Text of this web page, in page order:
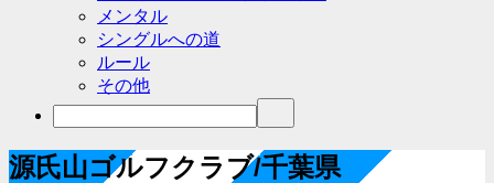
メンタル
シングルへの道
ルール
その他
源氏山ゴルフクラブ/千葉県